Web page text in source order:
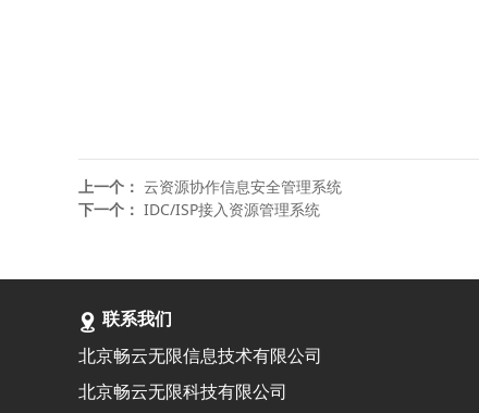
上一个： 云资源协作信息安全管理系统
下一个： IDC/ISP接入资源管理系统
联系我们
北京畅云无限信息技术有限公司
北京畅云无限科技有限公司